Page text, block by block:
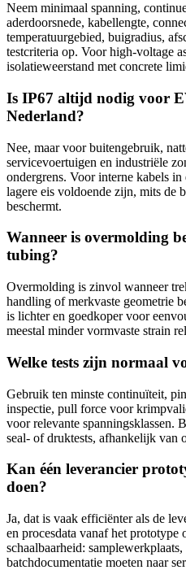
Neem minimaal spanning,
aderdoorsnede, kabellengte,
temperatuurgebied, buigradius,
testcriteria op. Voor high-voltage
isolatieweerstand met concrete
Is IP67 altijd nodig voor
Nederland?
Nee, maar voor buitengebruik,
servicevoertuigen en industriële
ondergrens. Voor interne kabels
lagere eis voldoende zijn, mits de
beschermt.
Wanneer is overmolding
tubing?
Overmolding is zinvol wanneer
handling of merkvaste geometrie
is lichter en goedkoper voor
meestal minder vormvaste strain
Welke tests zijn normaal
Gebruik ten minste continuïteit,
inspectie, pull force voor
voor relevante spanningsklassen.
seal- of druktests, afhankelijk van
Kan één leverancier
doen?
Ja, dat is vaak efficiënter als de
en procesdata vanaf het
schaalbaarheid:
batchdocumentatie moeten naar